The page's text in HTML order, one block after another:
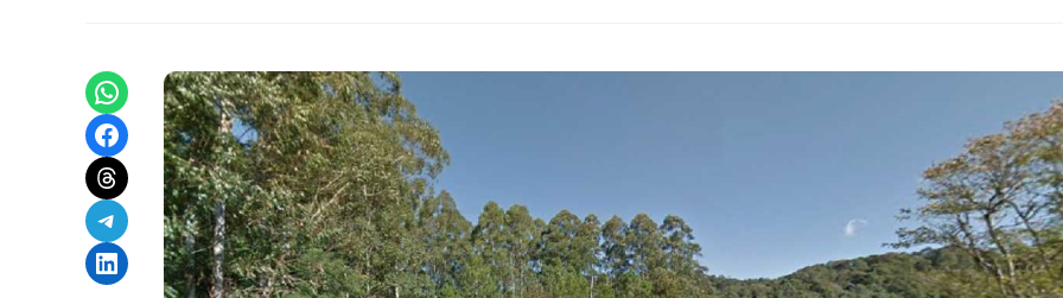
Share on WhatsApp
Share on Facebook
Share on Threads
Share on Telegram
Share on LinkedIn